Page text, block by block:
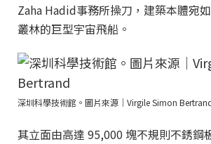
Zaha Hadid事務所操刀，建築本體宛
叢林的巨型宇宙飛船。
深圳科學技術館。圖片來源｜Virgile Simon
其立面由高達 95,000 塊不規則不銹鋼